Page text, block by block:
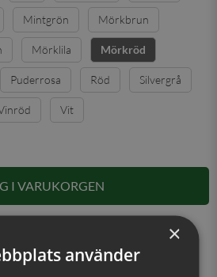
Mintgrön Mörkbrun
Mörklila Mörkröd
Puderrosa Röd Silvergrå
Vit
I VARUKORGEN
Fri frakt från 499 kr
inom 1-2 vardagar
lager i Jönköping
×
använder